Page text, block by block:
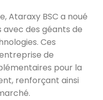
Ataraxy BSC a noué
des géants de
Ces
de
pour la
renforçant ainsi